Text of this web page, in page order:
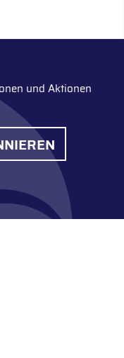
und Aktionen